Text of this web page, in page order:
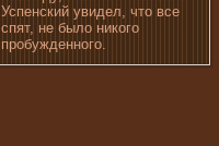
Успенский увидел, что все
спят, не было никого
пробужденного.